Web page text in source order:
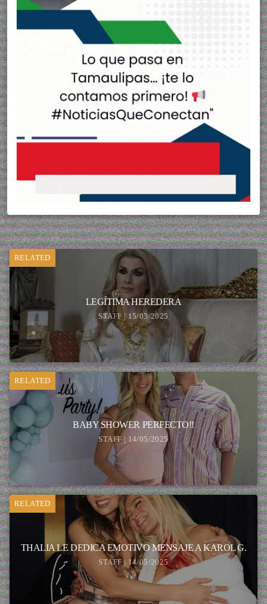
RELATED
LEGÍTIMA HEREDERA
STAFF | 15/05/2025
RELATED
BABY SHOWER PERFECTO!!
STAFF | 14/05/2025
RELATED
THALIA LE DEDICA EMOTIVO MENSAJE A KAROL G.
STAFF | 14/05/2025